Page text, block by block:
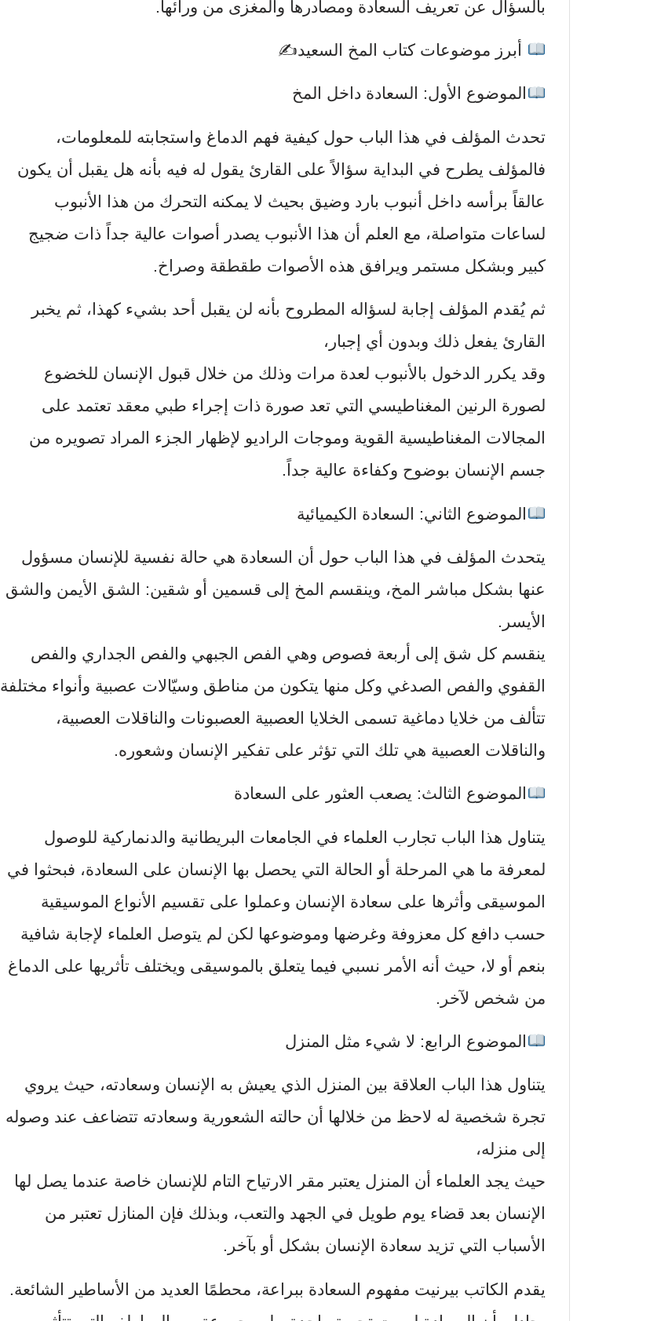
بالسؤال عن تعريف السعادة ومصادرها والمغزى من ورائها.
أبرز موضوعات كتاب المخ السعيد✍
الموضوع الأول: السعادة داخل المخ
تحدث المؤلف في هذا الباب حول كيفية فهم الدماغ واستجابته للمعلومات،
فالمؤلف يطرح في البداية سؤالاً على القارئ يقول له فيه بأنه هل يقبل أن يكون
عالقاً برأسه داخل أنبوب بارد وضيق بحيث لا يمكنه التحرك من هذا الأنبوب
لساعات متواصلة، مع العلم أن هذا الأنبوب يصدر أصوات عالية جداً ذات ضجيج
كبير وبشكل مستمر ويرافق هذه الأصوات طقطقة وصراخ.
ثم يُقدم المؤلف إجابة لسؤاله المطروح بأنه لن يقبل أحد بشيء كهذا، ثم يخبر
القارئ يفعل ذلك وبدون أي إجبار،
وقد يكرر الدخول بالأنبوب لعدة مرات وذلك من خلال قبول الإنسان للخضوع
لصورة الرنين المغناطيسي التي تعد صورة ذات إجراء طبي معقد تعتمد على
المجالات المغناطيسية القوية وموجات الراديو لإظهار الجزء المراد تصويره من
جسم الإنسان بوضوح وكفاءة عالية جداً.
الموضوع الثاني: السعادة الكيميائية
يتحدث المؤلف في هذا الباب حول أن السعادة هي حالة نفسية للإنسان مسؤول
عنها بشكل مباشر المخ، وينقسم المخ إلى قسمين أو شقين: الشق الأيمن والشق
الأيسر.
ينقسم كل شق إلى أربعة فصوص وهي الفص الجبهي والفص الجداري والفص
القفوي والفص الصدغي وكل منها يتكون من مناطق وسيّالات عصبية وأنواء مختلفة
تتألف من خلايا دماغية تسمى الخلايا العصبية العصبونات والناقلات العصبية،
والناقلات العصبية هي تلك التي تؤثر على تفكير الإنسان وشعوره.
الموضوع الثالث: يصعب العثور على السعادة
يتناول هذا الباب تجارب العلماء في الجامعات البريطانية والدنماركية للوصول
لمعرفة ما هي المرحلة أو الحالة التي يحصل بها الإنسان على السعادة، فبحثوا في
الموسيقى وأثرها على سعادة الإنسان وعملوا على تقسيم الأنواع الموسيقية
حسب دافع كل معزوفة وغرضها وموضوعها لكن لم يتوصل العلماء لإجابة شافية
بنعم أو لا، حيث أنه الأمر نسبي فيما يتعلق بالموسيقى ويختلف تأثريها على الدماغ
من شخص لآخر.
الموضوع الرابع: لا شيء مثل المنزل
يتناول هذا الباب العلاقة بين المنزل الذي يعيش به الإنسان وسعادته، حيث يروي
تجرة شخصية له لاحظ من خلالها أن حالته الشعورية وسعادته تتضاعف عند وصوله
إلى منزله،
حيث يجد العلماء أن المنزل يعتبر مقر الارتياح التام للإنسان خاصة عندما يصل لها
الإنسان بعد قضاء يوم طويل في الجهد والتعب، وبذلك فإن المنازل تعتبر من
الأسباب التي تزيد سعادة الإنسان بشكل أو بآخر.
يقدم الكاتب بيرنيت مفهوم السعادة ببراعة، محطمًا العديد من الأساطير الشائعة.